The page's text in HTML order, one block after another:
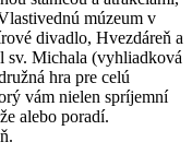
múzeum v
divadlo, Hvezdáreň a
sv. Michala (vyhliadková
hra pre celú
vám nielen spríjemní
alebo poradí.